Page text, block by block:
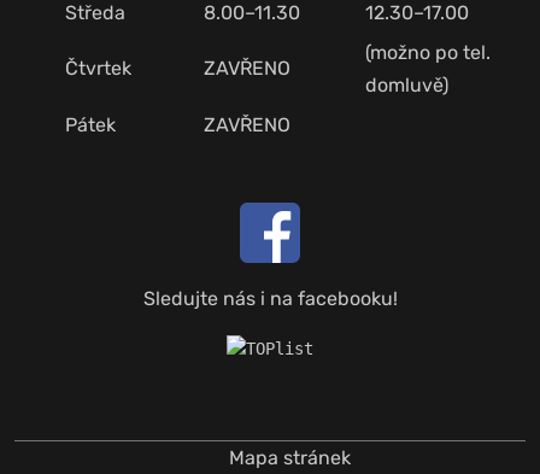
Středa
8.00–11.30 12.30–17.00
Čtvrtek ZAVŘENO
(možno po tel.
domluvě)
Pátek
ZAVŘENO
Sledujte nás i na facebooku!
Mapa stránek